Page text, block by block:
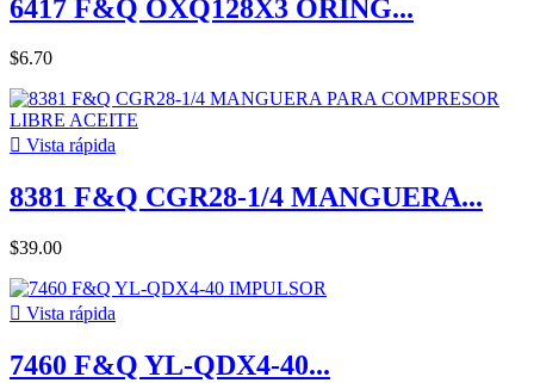
6417 F&Q OXQ128X3 ORING...
$6.70
 Vista rápida
8381 F&Q CGR28-1/4 MANGUERA...
$39.00
 Vista rápida
7460 F&Q YL-QDX4-40...